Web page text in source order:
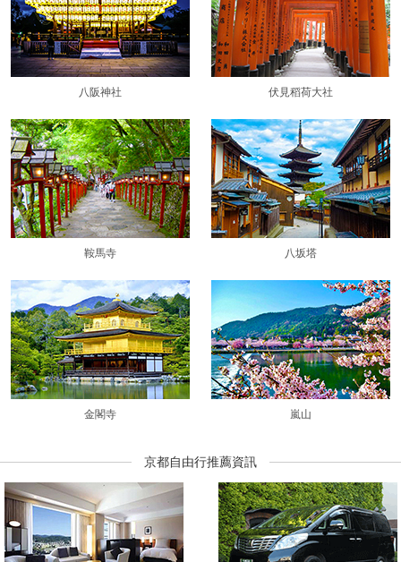
八阪神社 伏見稻荷大社
鞍馬寺 八坂塔
金閣寺 嵐山
京都自由行推薦資訊